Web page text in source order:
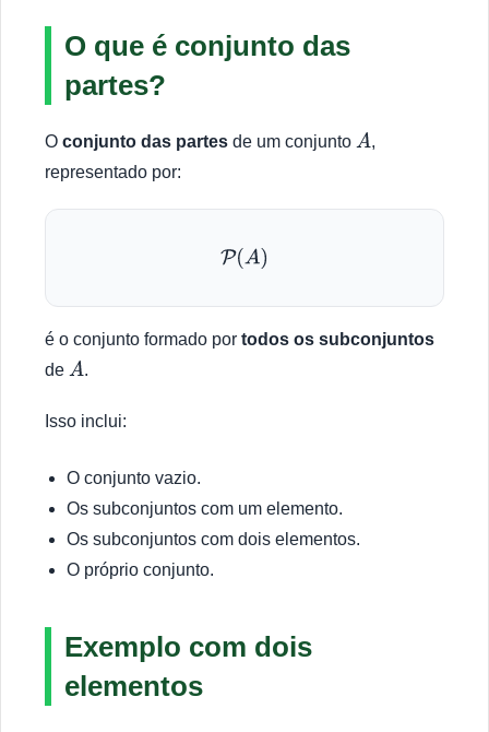
O que é conjunto das
partes?
O conjunto das partes de um conjunto A ,
representado por:
P(A)
é o conjunto formado por todos os subconjuntos
de A .
Isso inclui:
O conjunto vazio.
Os subconjuntos com um elemento.
Os subconjuntos com dois elementos.
O próprio conjunto.
Exemplo com dois
elementos